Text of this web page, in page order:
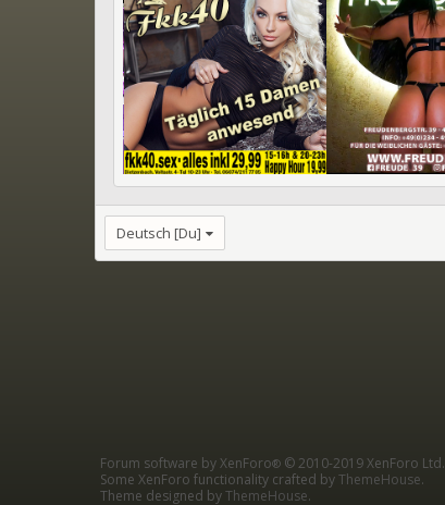
Deutsch [Du]
Forum software by XenForo® © 2010-2019 XenForo Ltd.
Some XenForo functionality crafted byThemeHouse.
Theme designed byThemeHouse.